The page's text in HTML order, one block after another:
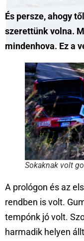
És persze, ahogy
szerettünk volna.
mindenhova. Ez a
Sokaknak volt
A prológon és az
rendben is volt.
tempónk jó volt.
harmadik helyen